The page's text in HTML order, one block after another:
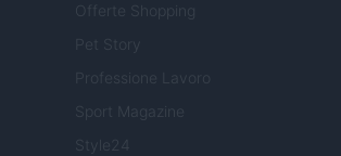
Offerte Shopping
Pet Story
Professione Lavoro
Sport Magazine
Style24